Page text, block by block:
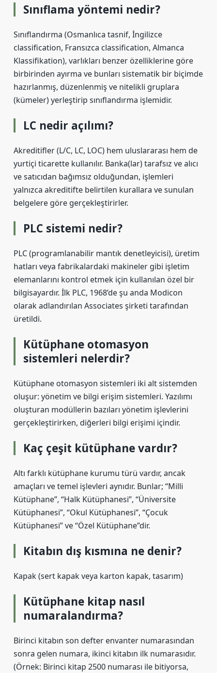
Sınıflama yöntemi nedir?
Sınıflandırma (Osmanlıca tasnif, İngilizce
classification, Fransızca classification, Almanca
Klassifikation), varlıkları benzer özelliklerine göre
birbirinden ayırma ve bunları sistematik bir biçimde
hazırlanmış, düzenlenmiş ve nitelikli gruplara
(kümeler) yerleştirip sınıflandırma işlemidir.
LC nedir açılımı?
Akreditifler (L/C, LC, LOC) hem uluslararası hem de
yurtiçi ticarette kullanılır. Banka(lar) tarafsız ve alıcı
ve satıcıdan bağımsız olduğundan, işlemleri
yalnızca akreditifte belirtilen kurallara ve sunulan
belgelere göre gerçekleştirirler.
PLC sistemi nedir?
PLC (programlanabilir mantık denetleyicisi), üretim
hatları veya fabrikalardaki makineler gibi işletim
elemanlarını kontrol etmek için kullanılan özel bir
bilgisayardır. İlk PLC, 1968’de şu anda Modicon
olarak adlandırılan Associates şirketi tarafından
üretildi.
Kütüphane otomasyon
sistemleri nelerdir?
Kütüphane otomasyon sistemleri iki alt sistemden
oluşur: yönetim ve bilgi erişim sistemleri. Yazılımı
oluşturan modüllerin bazıları yönetim işlevlerini
gerçekleştirirken, diğerleri bilgi erişimi içindir.
Kaç çeşit kütüphane vardır?
Altı farklı kütüphane kurumu türü vardır, ancak
amaçları ve temel işlevleri aynıdır. Bunlar; “Milli
Kütüphane”, “Halk Kütüphanesi”, “Üniversite
Kütüphanesi”, “Okul Kütüphanesi”, “Çocuk
Kütüphanesi” ve “Özel Kütüphane”dir.
Kitabın dış kısmına ne denir?
Kapak (sert kapak veya karton kapak, tasarım)
Kütüphane kitap nasıl
numaralandırma?
Birinci kitabın son defter envanter numarasından
sonra gelen numara, ikinci kitabın ilk numarasıdır.
(Örnek: Birinci kitap 2500 numarası ile bitiyorsa,